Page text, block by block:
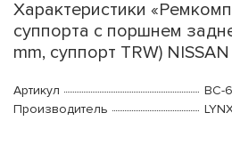
Характеристики
суппорта с поршнем
mm, суппорт TRW)
Артикул
BC-
Производитель